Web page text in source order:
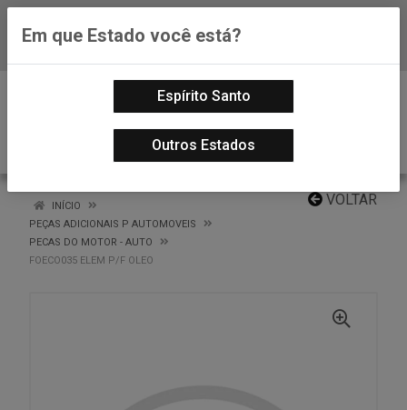
Baixe já nosso APP
VOLTAR
INÍCIO
PEÇAS ADICIONAIS P AUTOMOVEIS
PECAS DO MOTOR - AUTO
FOECO035 ELEM P/F OLEO
Em que Estado você está?
Espírito Santo
Outros Estados